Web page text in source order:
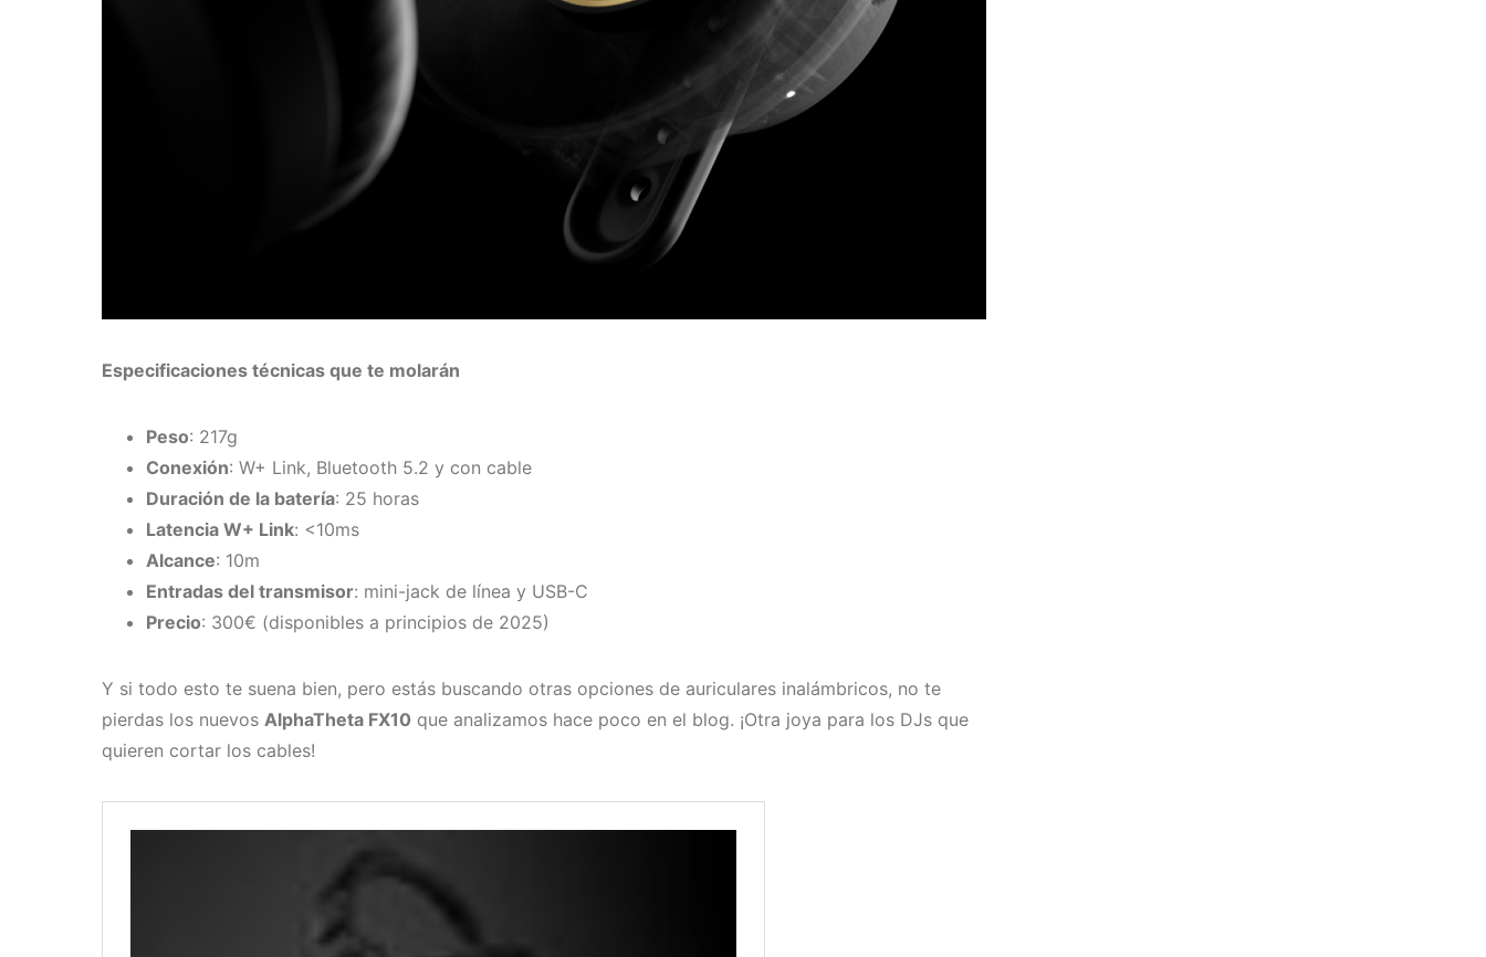
Especificaciones técnicas que te molarán
Peso: 217g
Conexión: W+ Link, Bluetooth 5.2 y con cable
Duración de la batería: 25 horas
Latencia W+ Link: <10ms
Alcance: 10m
Entradas del transmisor: mini-jack de línea y USB-C
Precio: 300€ (disponibles a principios de 2025)
Y si todo esto te suena bien, pero estás buscando otras opciones de auriculares inalámbricos, no te
pierdas los nuevos AlphaTheta FX10 que analizamos hace poco en el blog. ¡Otra joya para los DJs que
quieren cortar los cables!